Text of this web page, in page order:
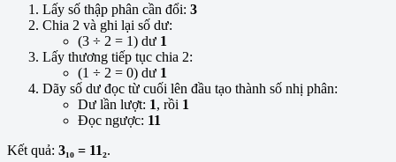
Lấy số thập phân cần đổi: 3
Chia 2 và ghi lại số dư:
(3 ÷ 2 = 1) dư 1
Lấy thương tiếp tục chia 2:
(1 ÷ 2 = 0) dư 1
Dãy số dư đọc từ cuối lên đầu tạo thành số nhị phân:
Dư lần lượt: 1, rồi 1
Đọc ngược: 11
Kết quả: 3₁₀ = 11₂.